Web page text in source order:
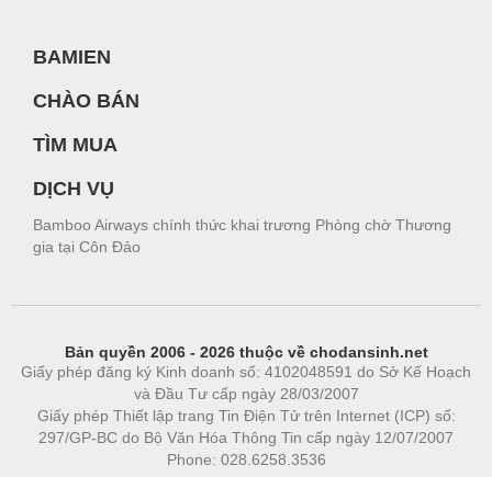
BAMIEN
CHÀO BÁN
TÌM MUA
DỊCH VỤ
Bamboo Airways chính thức khai trương Phòng chờ Thương
gia tại Côn Đảo
Bản quyền 2006 - 2026 thuộc về chodansinh.net
Giấy phép đăng ký Kinh doanh số: 4102048591 do Sở Kế Hoạch
và Đầu Tư cấp ngày 28/03/2007
Giấy phép Thiết lập trang Tin Điện Tử trên Internet (ICP) số:
297/GP-BC do Bộ Văn Hóa Thông Tin cấp ngày 12/07/2007
Phone: 028.6258.3536